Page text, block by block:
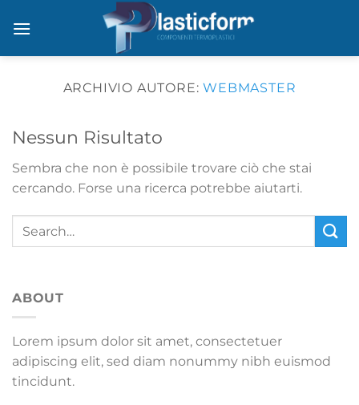
ARCHIVIO AUTORE:WEBMASTER
Nessun Risultato
Sembra che non è possibile trovare ciò che stai
cercando. Forse una ricerca potrebbe aiutarti.
ABOUT
Lorem ipsum dolor sit amet, consectetuer
adipiscing elit, sed diam nonummy nibh euismod
tincidunt.